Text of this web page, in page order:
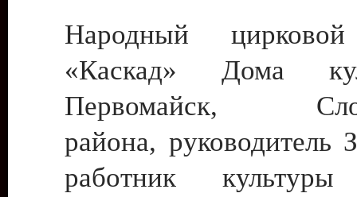
Народный цирковой
«Каскад» Дома
Первомайск,
района, руководитель
работник культуры